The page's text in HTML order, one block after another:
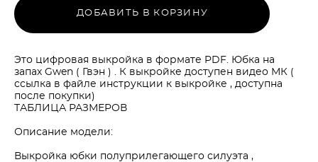
ДОБАВИТЬ В КОРЗИНУ
Это цифровая выкройка в формате PDF. Юбка на
запах Gwen ( Гвэн ) . К выкройке доступен видео МК (
ссылка в файле инструкции к выкройке , доступна
после покупки)
ТАБЛИЦА РАЗМЕРОВ
Описание модели:
Выкройка юбки полуприлегающего силуэта ,